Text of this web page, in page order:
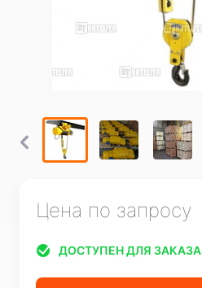
Цена по запросу
ДОСТУПЕН ДЛЯ ЗАКАЗА